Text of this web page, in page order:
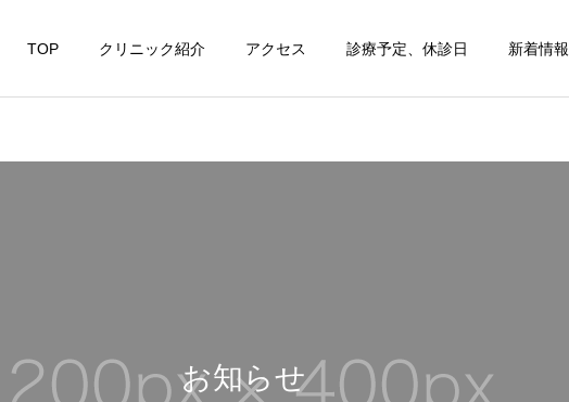
TOP クリニック紹介 アクセス 診療予定、休診日 新着情報
お知らせ